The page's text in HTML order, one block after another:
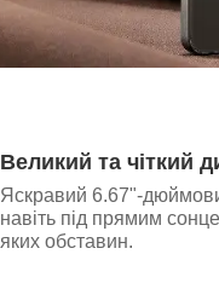
Великий та чіткий
Яскравий 6.67"-
навіть під прямим
яких обставин.